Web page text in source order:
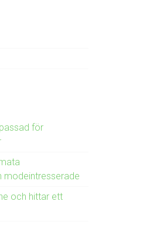
för
modeintresserade
och hittar ett